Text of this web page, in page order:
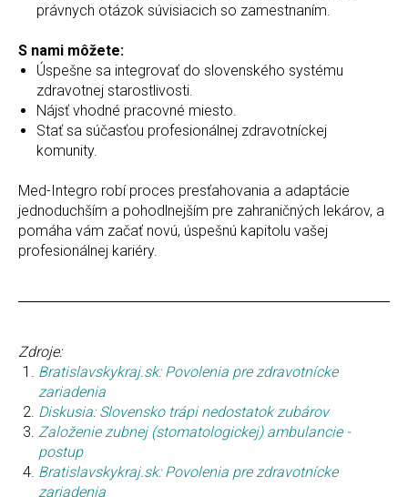
právnych otázok súvisiacich so zamestnaním.
S nami môžete:
Úspešne sa integrovať do slovenského systému
zdravotnej starostlivosti.
Nájsť vhodné pracovné miesto.
Stať sa súčasťou profesionálnej zdravotníckej
komunity.
Med-Integrо robí proces presťahovania a adaptácie
jednoduchším a pohodlnejším pre zahraničných lekárov, a
pomáha vám začať novú, úspešnú kapitolu vašej
profesionálnej kariéry.
Zdroje:
Bratislavskykraj.sk: Povolenia pre zdravotnícke
zariadenia
Diskusia: Slovensko trápi nedostatok zubárov
Založenie zubnej (stomatologickej) ambulancie -
postup
Bratislavskykraj.sk: Povolenia pre zdravotnícke
zariadenia